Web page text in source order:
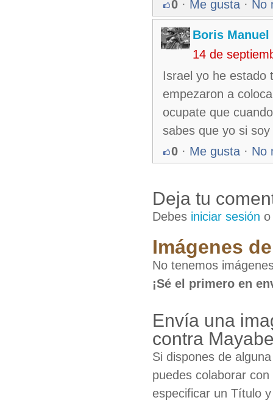
0 · Me gusta · No
Boris Manuel
14 de
Israel yo he estado
empezaron a
ocupate que
sabes que yo si
0 · Me gusta · No
Deja tu
Debes iniciar sesión
Imágenes
No tenemos
¡Sé el primero en
Envía una
contra
Si dispones de
puedes colaborar
especificar un Título